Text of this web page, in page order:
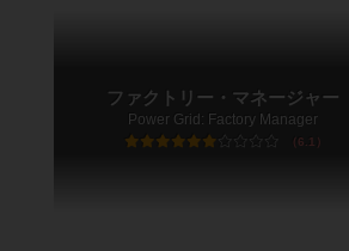
ファクトリー・マネージャー
Power Grid: Factory Manager
6.1